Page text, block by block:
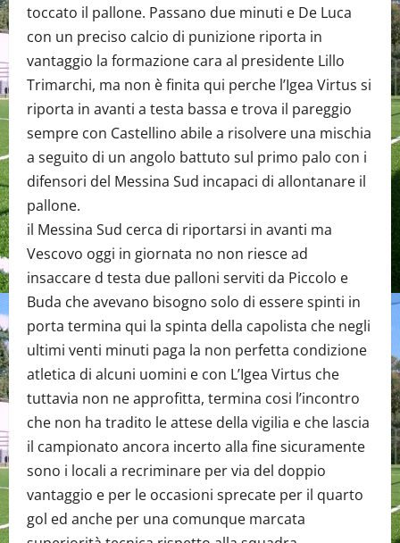
toccato il pallone. Passano due minuti e De Luca
con un preciso calcio di punizione riporta in
vantaggio la formazione cara al presidente Lillo
Trimarchi, ma non è finita qui perche l’Igea Virtus si
riporta in avanti a testa bassa e trova il pareggio
sempre con Castellino abile a risolvere una mischia
a seguito di un angolo battuto sul primo palo con i
difensori del Messina Sud incapaci di allontanare il
pallone.
il Messina Sud cerca di riportarsi in avanti ma
Vescovo oggi in giornata no non riesce ad
insaccare d testa due palloni serviti da Piccolo e
Buda che avevano bisogno solo di essere spinti in
porta termina qui la spinta della capolista che negli
ultimi venti minuti paga la non perfetta condizione
atletica di alcuni uomini e con L’Igea Virtus che
tuttavia non ne approfitta, termina cosi l’incontro
che non ha tradito le attese della vigilia e che lascia
il campionato ancora incerto alla fine sicuramente
sono i locali a recriminare per via del doppio
vantaggio e per le occasioni sprecate per il quarto
gol ed anche per una comunque marcata